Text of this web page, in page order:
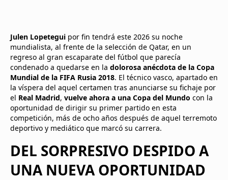
Julen Lopetegui por fin tendrá este 2026 su noche
mundialista, al frente de la selección de Qatar, en un
regreso al gran escaparate del fútbol que parecía
condenado a quedarse en la dolorosa anécdota de la Copa
Mundial de la FIFA Rusia 2018. El técnico vasco, apartado en
la víspera del aquel certamen tras anunciarse su fichaje por
el Real Madrid, vuelve ahora a una Copa del Mundo con la
oportunidad de dirigir su primer partido en esta
competición, más de ocho años después de aquel terremoto
deportivo y mediático que marcó su carrera.
DEL SORPRESIVO DESPIDO A
UNA NUEVA OPORTUNIDAD